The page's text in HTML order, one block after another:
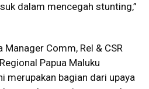
dalam mencegah stunting,”
Manager Comm, Rel & CSR
Papua Maluku
merupakan bagian dari upaya